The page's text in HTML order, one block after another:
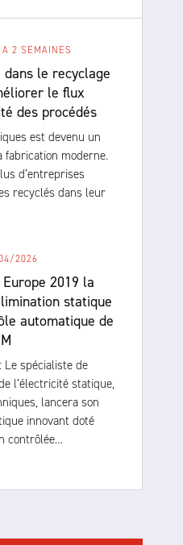
A 2 SEMAINES
le recyclage
le flux
des procédés
est devenu un
fabrication moderne.
d’entreprises
recyclés dans leur
2026
2019 la
statique
automatique de
Le spécialiste de
l’électricité statique,
lancera son
innovant doté
contrôlée…